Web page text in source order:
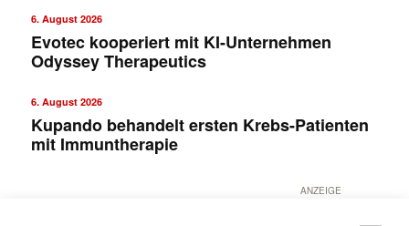
6. August 2026
Evotec kooperiert mit KI-Unternehmen
Odyssey Therapeutics
6. August 2026
Kupando behandelt ersten Krebs-Patienten
mit Immuntherapie
ANZEIGE